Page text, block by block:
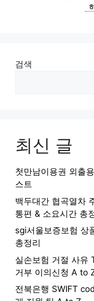
검색
최신 글
첫만남이용권 외출
스트
백두대간 협곡열차
통편 & 소요시간 총
sgi서울보증보험 상
총정리
실손보험 거절 사유
거부 이의신청 A to
전북은행 SWIFT